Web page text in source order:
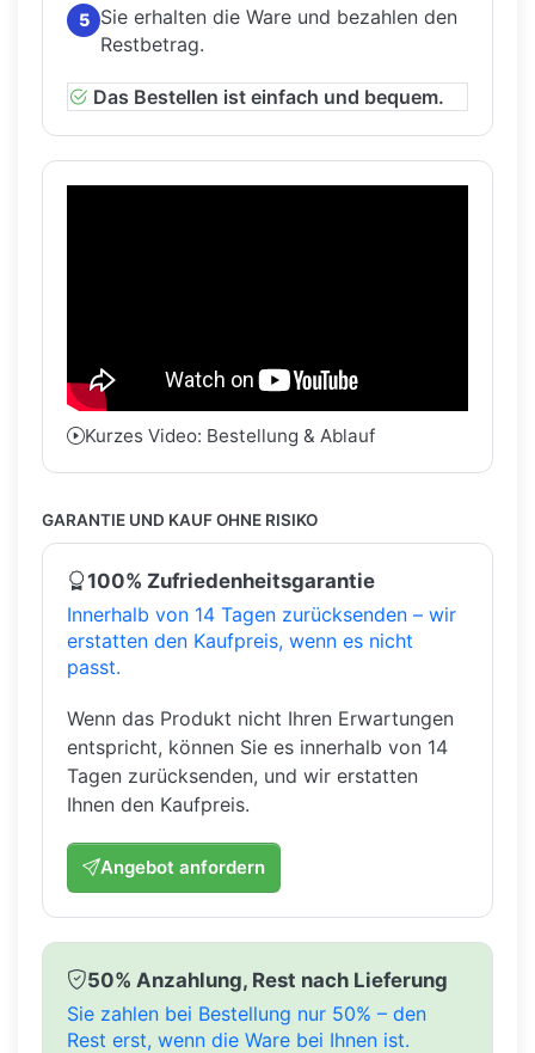
5
Sie erhalten die Ware und bezahlen den
Restbetrag.
Das Bestellen ist einfach und bequem.
Kurzes Video: Bestellung & Ablauf
GARANTIE UND KAUF OHNE RISIKO
100% Zufriedenheitsgarantie
Innerhalb von 14 Tagen zurücksenden – wir
erstatten den Kaufpreis, wenn es nicht
passt.
Wenn das Produkt nicht Ihren Erwartungen
entspricht, können Sie es innerhalb von 14
Tagen zurücksenden, und wir erstatten
Ihnen den Kaufpreis.
Angebot anfordern
50% Anzahlung, Rest nach Lieferung
Sie zahlen bei Bestellung nur 50% – den
Rest erst, wenn die Ware bei Ihnen ist.